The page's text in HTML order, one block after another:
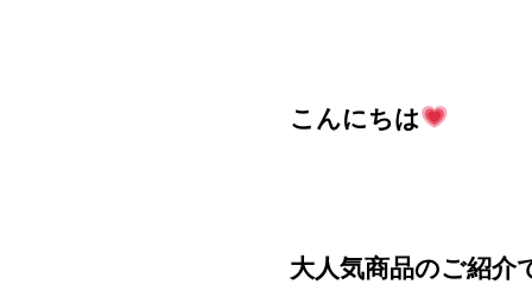
こんにちは
大人気商品のご紹介